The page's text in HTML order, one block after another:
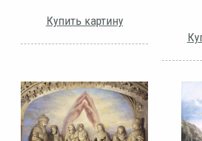
Купить картину